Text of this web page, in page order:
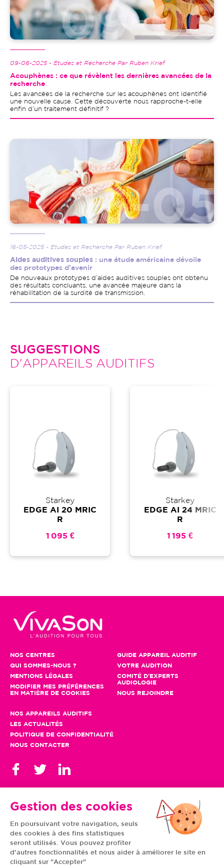
Gestion des cookies
En poursuivant votre navigation, seuls
des cookies à des fins statistiques
seront utilisés. Vous pouvez profiter
d'autres fonctionnalités et nous aider à améliorer le site en
cliquant sur "Accepter"
09-06-2025 - Etudes et Recherche Par Ruben Krief
Acouphènes : ce que révèlent les dernières avancées de la
recherche
Les avancées de la recherche sur les acouphènes ont identifié
une nouvelle cause. Cette découverte nous rapproche-t-elle
enfin d’un traitement définitif ?
Image
16-05-2025 - Etudes et Recherche Par Ruben Krief
Aides auditives souples : une étude américaine dévoile
des prototypes d’avenir
De nouveaux prototypes d’aides auditives souples ont obtenu
des résultats concluants, une avancée majeure dans la
réhabilitation de la surdité de transmission.
SUGGESTIONS
D'APPAREILS AUDITIFS
Starkey
EDGE AI 20 MRIC
R
1 095 €
Starkey
EDGE AI 24 MRIC
R
1 195 €
NOS CENTRES
QUI SOMMES-NOUS ?
MENTIONS LÉGALES
MODIFIER MES PRÉFÉRENCES
EN MATIÈRE DE COOKIES
GUIDE APPAREIL AUDITIF
VOTRE AUDITION
COMITÉ D'EXPERTS
AUDIOLOGIE
NOUS REJOINDRE
NOS APPAREILS AUDITIFS
LES ACTUALITÉS
POLITIQUE DE CONFIDENTIALITÉ
NOUS CONTACTER
TOUS NOS CENTRES
AUVERGNE-RHÔNE-
ALPES
BOURGOGNE-
FRANCHE-COMTÉ
BRETAGNE
CENTRE-VAL DE LOIRE
GRAND EST
ÎLE-DE-FRANCE